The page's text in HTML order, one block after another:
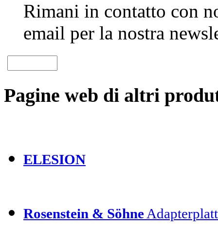
Rimani in contatto con
email per la nostra
Pagine web di altri
ELESION
Rosenstein & Söhne